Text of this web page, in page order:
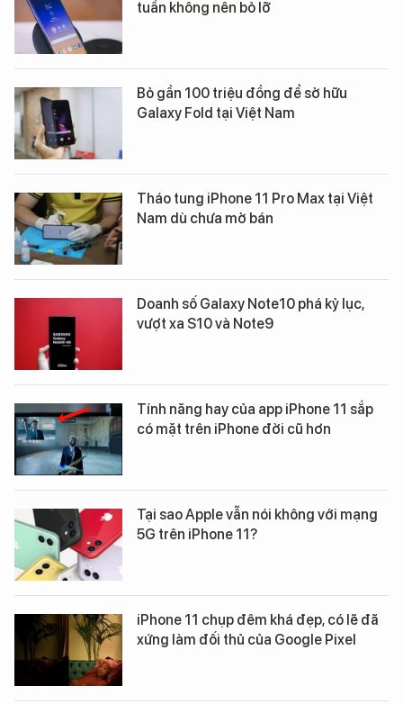
tuần không nên bỏ lỡ
Bỏ gần 100 triệu đồng để sở hữu
Galaxy Fold tại Việt Nam
Tháo tung iPhone 11 Pro Max tại Việt
Nam dù chưa mở bán
Doanh số Galaxy Note10 phá kỷ lục,
vượt xa S10 và Note9
Tính năng hay của app iPhone 11 sắp
có mặt trên iPhone đời cũ hơn
Tại sao Apple vẫn nói không với mạng
5G trên iPhone 11?
iPhone 11 chụp đêm khá đẹp, có lẽ đã
xứng làm đối thủ của Google Pixel